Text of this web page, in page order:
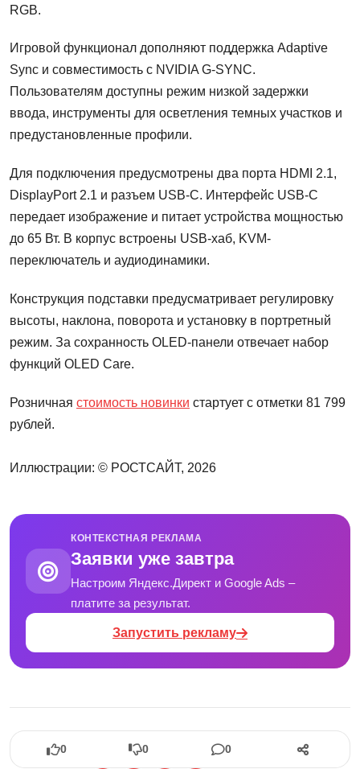
RGB.
Игровой функционал дополняют поддержка Adaptive
Sync и совместимость с NVIDIA G-SYNC.
Пользователям доступны режим низкой задержки
ввода, инструменты для осветления темных участков и
предустановленные профили.
Для подключения предусмотрены два порта HDMI 2.1,
DisplayPort 2.1 и разъем USB-C. Интерфейс USB-C
передает изображение и питает устройства мощностью
до 65 Вт. В корпус встроены USB-хаб, KVM-
переключатель и аудиодинамики.
Конструкция подставки предусматривает регулировку
высоты, наклона, поворота и установку в портретный
режим. За сохранность OLED-панели отвечает набор
функций OLED Care.
Розничная стоимость новинки стартует с отметки 81 799
рублей.
Иллюстрации: © РОСТСАЙТ, 2026
КОНТЕКСТНАЯ РЕКЛАМА
Заявки уже завтра
Настроим Яндекс.Директ и Google Ads –
платите за результат.
Запустить рекламу
0 0 0